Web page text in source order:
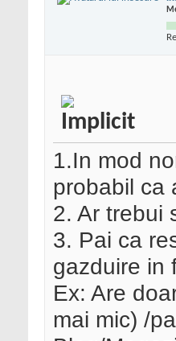
1.In mod
probabil ca
2. Ar trebui
3. Pai ca
gazduire in
Ex: Are
mai mic) /